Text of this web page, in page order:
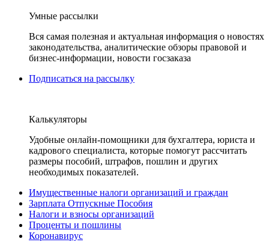
Умные рассылки
Вся самая полезная и актуальная информация о новостях
законодательства, аналитические обзоры правовой и
бизнес-информации, новости госзаказа
Подписаться на рассылку
Калькуляторы
Удобные онлайн-помощники для бухгалтера, юриста и
кадрового специалиста, которые помогут рассчитать
размеры пособий, штрафов, пошлин и других
необходимых показателей.
Имущественные налоги организаций и граждан
Зарплата Отпускные Пособия
Налоги и взносы организаций
Проценты и пошлины
Коронавирус